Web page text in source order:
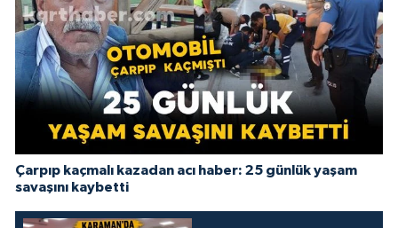
Çarpıp kaçmalı kazadan acı haber: 25 günlük yaşam
savaşını kaybetti